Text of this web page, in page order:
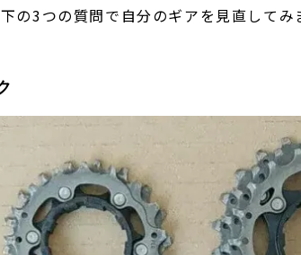
の3つの質問で自分のギアを見直してみ